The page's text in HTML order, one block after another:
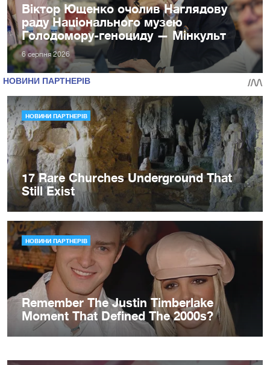
Віктор Ющенко очолив Наглядову
раду Національного музею
Голодомору-геноциду — Мінкульт
6 серпня 2026